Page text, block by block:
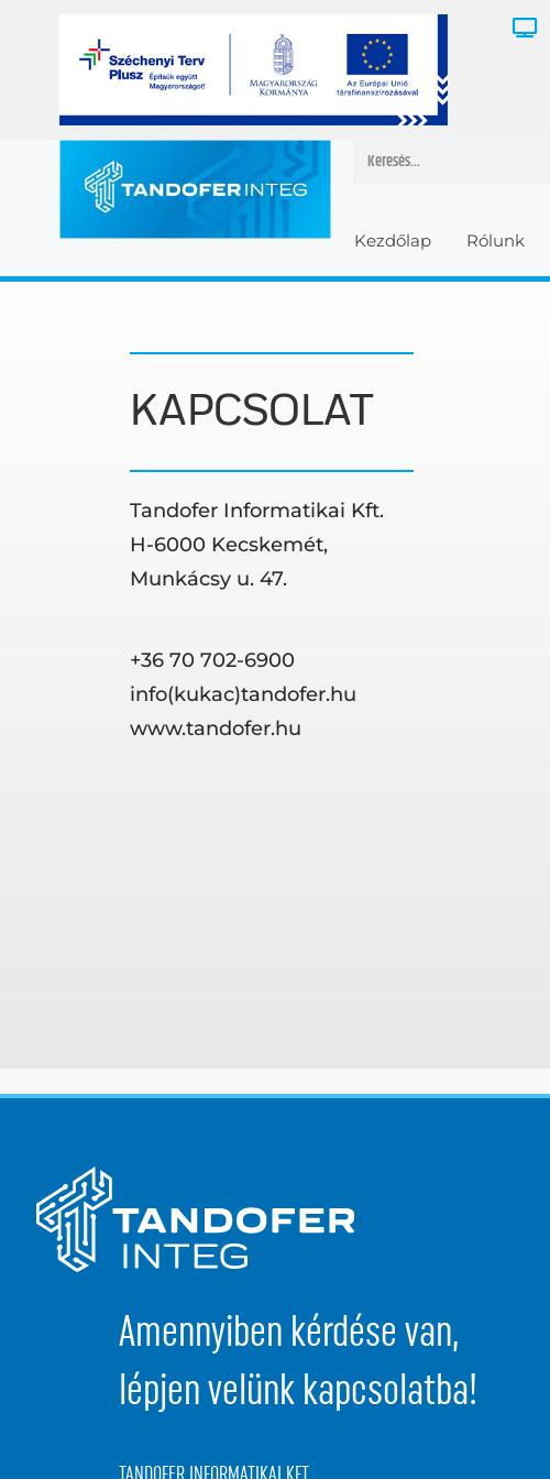
Kezdőlap Rólunk
KAPCSOLAT
Tandofer Informatikai Kft.
H-6000 Kecskemét,
Munkácsy u. 47.
+36 70 702-6900
info(kukac)tandofer.hu
www.tandofer.hu
Amennyiben kérdése van,
lépjen velünk kapcsolatba!
TANDOFER INFORMATIKAI KFT.